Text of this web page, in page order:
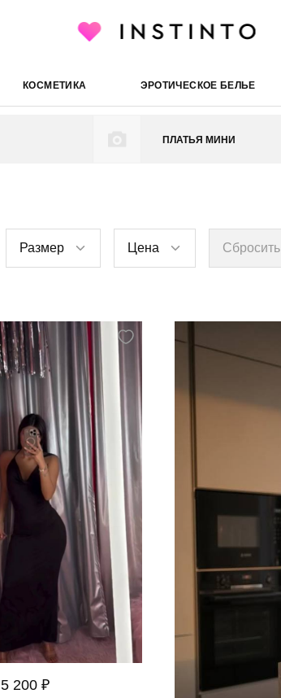
КОСМЕТИКА ЭРОТИЧЕСКОЕ БЕЛЬЕ
ПЛАТЬЯ МИНИ
Размер Цена Сбросить
5 200 ₽